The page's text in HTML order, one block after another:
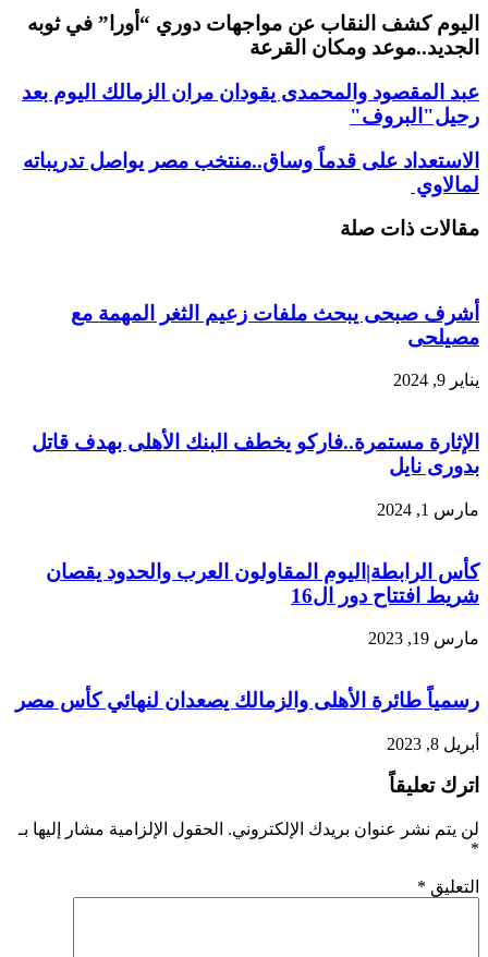
اليوم كشف النقاب عن مواجهات دوري “أورا” في ثوبه
الجديد..موعد ومكان القرعة
عبد المقصود والمحمدى يقودان مران الزمالك اليوم بعد
رحيل"البروف"
الاستعداد على قدماً وساق..منتخب مصر يواصل تدريباته
لمالاوي
مقالات ذات صلة
أشرف صبحى يبحث ملفات زعيم الثغر المهمة مع
مصيلحى
يناير 9, 2024
الإثارة مستمرة..فاركو يخطف البنك الأهلى بهدف قاتل
بدورى نايل
مارس 1, 2024
كأس الرابطة|اليوم المقاولون العرب والحدود يقصان
شريط افتتاح دور ال16
مارس 19, 2023
رسمياً طائرة الأهلى والزمالك يصعدان لنهائي كأس مصر
أبريل 8, 2023
اترك تعليقاً
لن يتم نشر عنوان بريدك الإلكتروني. الحقول الإلزامية مشار إليها بـ
*
التعليق *